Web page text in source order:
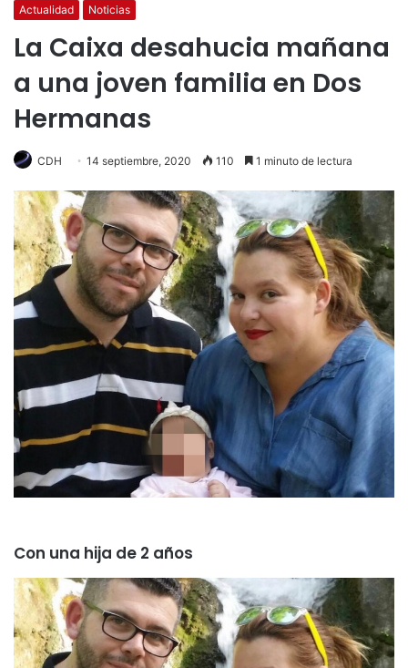
Actualidad Noticias
La Caixa desahucia mañana
a una joven familia en Dos
Hermanas
CDH 14 septiembre, 2020 110 1 minuto de lectura
Con una hija de 2 años